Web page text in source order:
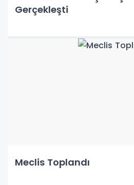
Gerçekleşti
Meclis Toplandı